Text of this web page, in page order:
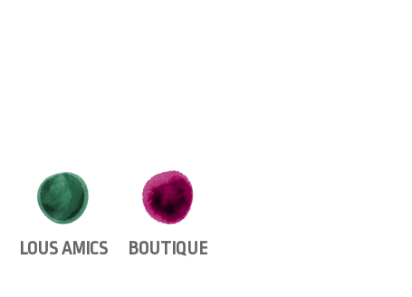
LOUS AMICS BOUTIQUE